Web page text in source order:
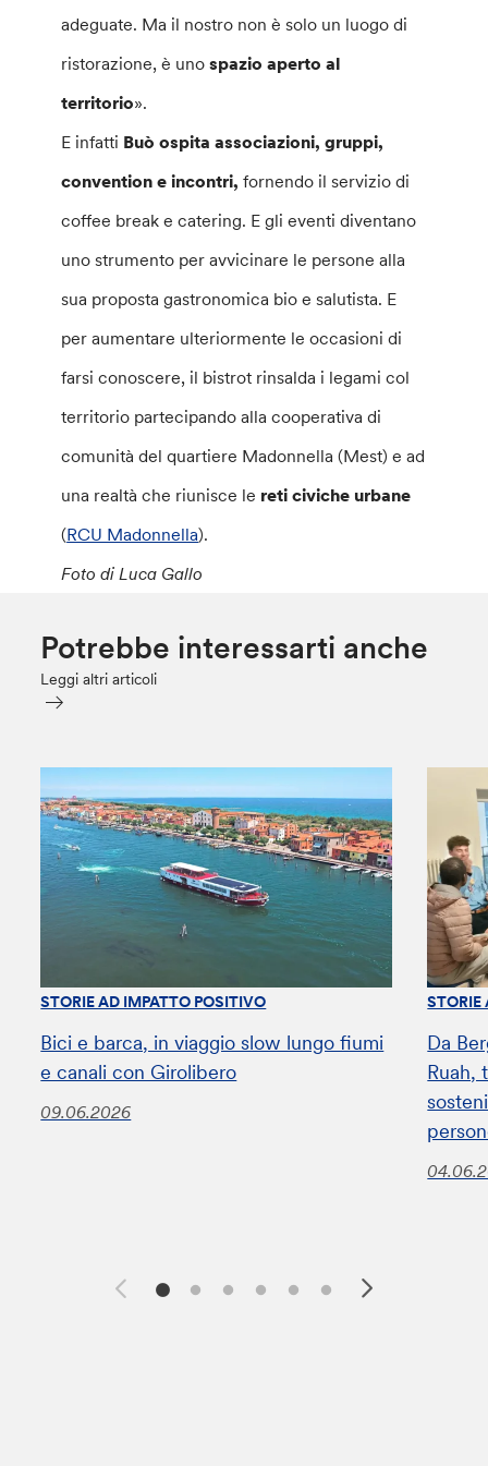
adeguate. Ma il nostro non è solo un luogo di
ristorazione, è unospazio aperto al
territorio».
E infatti Buò ospita associazioni, gruppi,
convention e incontri, fornendo il servizio di
coffee break e catering. E gli eventi diventano
uno strumento per avvicinare le persone alla
sua proposta gastronomica bio e salutista. E
per aumentare ulteriormente le occasioni di
farsi conoscere, il bistrot rinsalda i legami col
territorio partecipando alla cooperativa di
comunità del quartiere Madonnella (Mest) e ad
una realtà che riunisce le reti civiche urbane
(RCU Madonnella).
Foto di Luca Gallo
Potrebbe interessarti anche
Leggi altri articoli
STORIE AD IMPATTO POSITIVO
Bici e barca, in viaggio slow lungo fiumi
e canali con Girolibero
09.06.2026
STORIE
Da
Ruah,